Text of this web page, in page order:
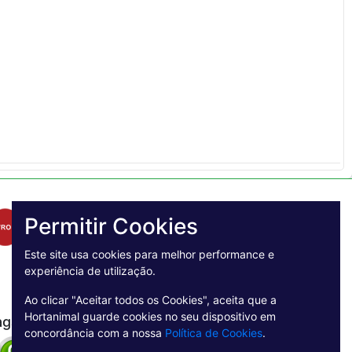
Seguro
Permitir Cookies
Este site usa cookies para melhor performance e
experiência de utilização.
Ao clicar "Aceitar todos os Cookies", aceita que a
Hortanimal guarde cookies no seu dispositivo em
concordância com a nossa Política de Cookies.